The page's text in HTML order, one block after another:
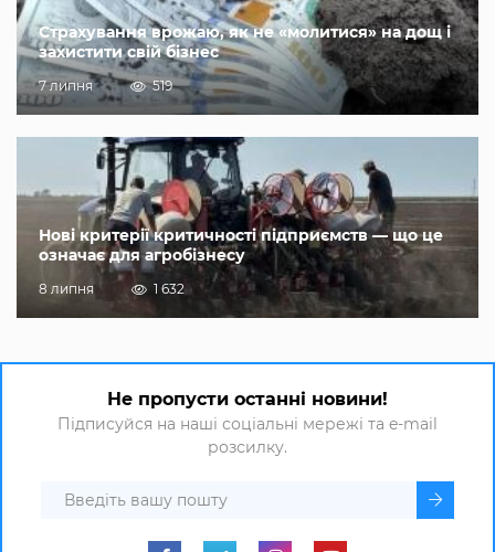
Страхування врожаю, як не «молитися» на дощ і
захистити свій бізнес
7 липня 519
Нові критерії критичності підприємств — що це
означає для агробізнесу
8 липня 1 632
Не пропусти останні новини!
Підписуйся на наші соціальні мережі та e-mail
розсилку.